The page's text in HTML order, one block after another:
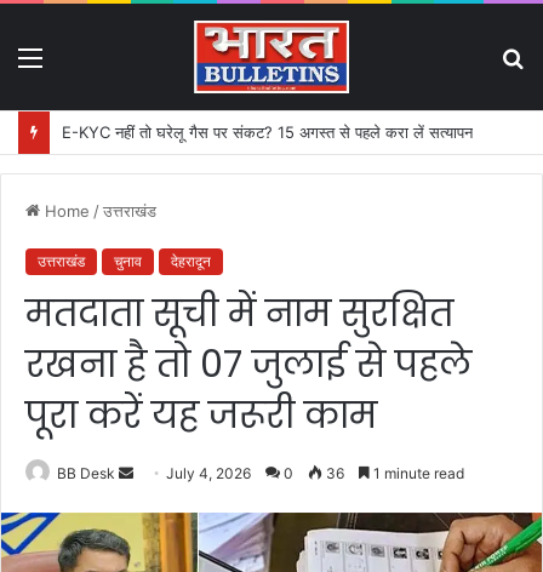
E-KYC नहीं तो घरेलू गैस पर संकट? 15 अगस्त से पहले करा लें सत्यापन
Home /उत्तराखंड
उत्तराखंड चुनाव देहरादून
मतदाता सूची में नाम सुरक्षित
रखना है तो 07 जुलाई से पहले
पूरा करें यह जरूरी काम
BB Desk
d
July 4, 2026 0 36 1 minute read